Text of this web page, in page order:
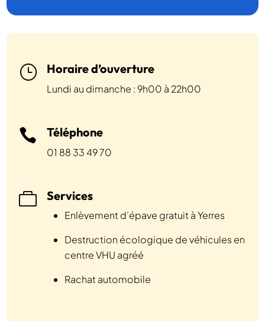
} Horaire d’ouverture
Lundi au dimanche : 9h00 à 22h00
 Téléphone
01 88 33 49 70
 Services
Enlèvement d’épave gratuit à Yerres
Destruction écologique de véhicules en
centre VHU agréé
Rachat automobile